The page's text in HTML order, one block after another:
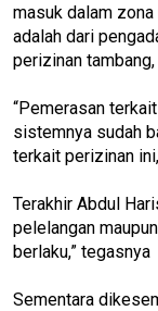
masuk dalam
adalah dari
perizinan
“Pemerasan
sistemnya sudah
terkait perizinan
Terakhir Abdul
pelelangan
berlaku,” tegasnya
Sementara